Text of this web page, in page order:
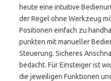
heute eine intuitive
der Regel ohne Werkzeug
Positionen einfach zu
punkten mit manueller
Steuerung. Sicheres
bedacht. Für Einsteiger ist
die jeweiligen Funktionen